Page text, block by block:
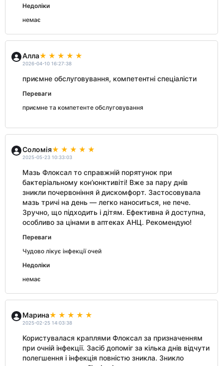
Недоліки
немає
Алла
2026-04-10 16:27:38
приємне обслуговування, компетентні спеціалісти
Переваги
приємне та компетенте обслуговування
Соломія
2025-05-23 10:33:03
Мазь Флоксал то справжній порятунок при
бактеріальному кон’юнктивіті! Вже за пару днів
зникли почервоніння й дискомфорт. Застосовувала
мазь тричі на день — легко наноситься, не пече.
Зручно, що підходить і дітям. Ефективна й доступна,
особливо за цінами в аптеках АНЦ. Рекомендую!
Переваги
Чудово лікує інфекції очей
Недоліки
немає
Марина
2025-02-25 14:03:38
Користувалася краплями Флоксал за призначенням
при очній інфекції. Засіб допоміг за кілька днів відчути
полегшення і інфекція повністю зникла. Зникло